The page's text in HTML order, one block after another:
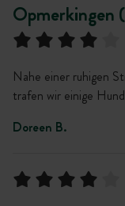
Opmerkingen
Nahe einer ruhigen
trafen wir einige
Doreen B.